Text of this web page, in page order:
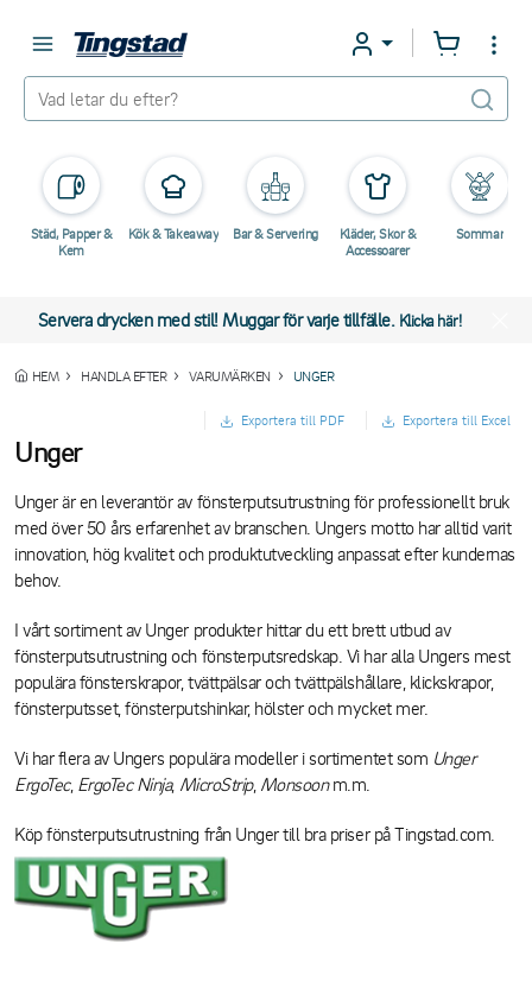
Städ, Papper &
Kem
Kök & Takeaway Bar & Servering
Kläder, Skor &
Accessoarer
Sommar
Servera drycken med stil! Muggar för varje tillfälle. Klicka här!
HEM HANDLA EFTER VARUMÄRKEN UNGER
Exportera till PDF Exportera till Excel
Unger
Unger är en leverantör av fönsterputsutrustning för professionellt bruk
med över 50 års erfarenhet av branschen. Ungers motto har alltid varit
innovation, hög kvalitet och produktutveckling anpassat efter kundernas
behov.
I vårt sortiment av Unger produkter hittar du ett brett utbud av
fönsterputsutrustning och fönsterputsredskap. Vi har alla Ungers mest
populära fönsterskrapor, tvättpälsar och tvättpälshållare, klickskrapor,
fönsterputsset, fönsterputshinkar, hölster och mycket mer.
Vi har flera av Ungers populära modeller i sortimentet som Unger
ErgoTec, ErgoTec Ninja, MicroStrip, Monsoonm.m.
Köp fönsterputsutrustning från Unger till bra priser på Tingstad.com.